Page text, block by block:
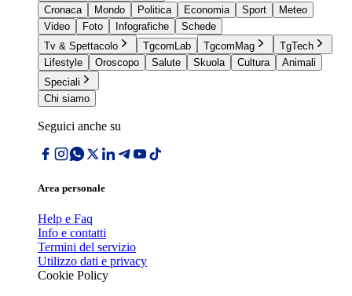
Cronaca
Mondo Politica Economia Sport
Meteo
Video
Foto Infografiche
Schede
Tv & Spettacolo
TgcomLab TgcomMag
TgTech
Lifestyle
Oroscopo Salute Skuola Cultura
Animali
Speciali
Chi siamo
Seguici anche su
Area personale
Help e Faq
Info e contatti
Termini del servizio
Utilizzo dati e privacy
Cookie Policy